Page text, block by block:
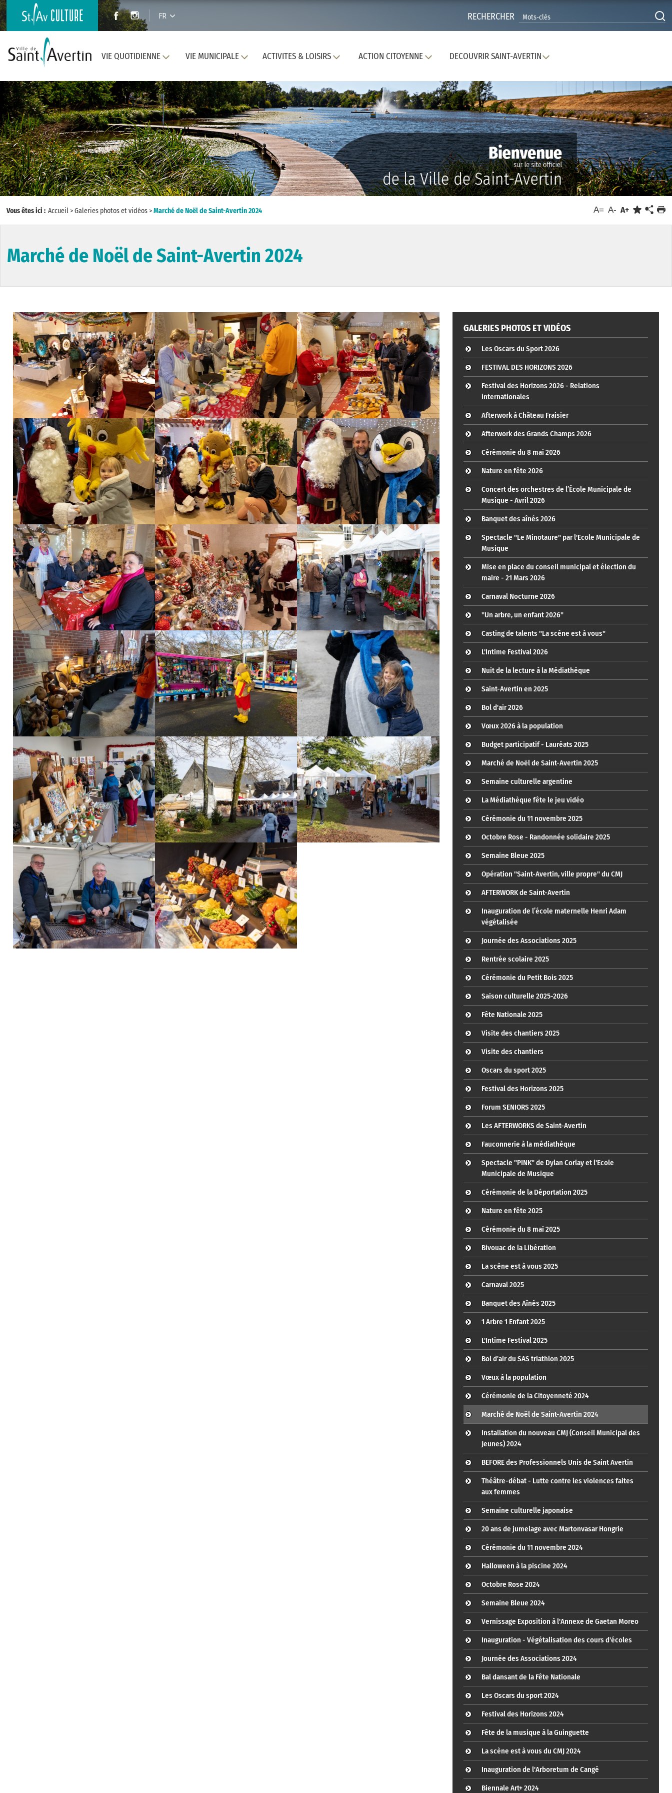
FR RECHERCHER
VIE QUOTIDIENNE VIE MUNICIPALE ACTIVITES & LOISIRS ACTION CITOYENNE DECOUVRIR SAINT-AVERTIN
Vous êtes ici : Accueil>Galeries photos et vidéos>Marché de Noël de Saint-Avertin 2024 A= A- A+
Marché de Noël de Saint-Avertin 2024
GALERIES PHOTOS ET VIDÉOS
Les Oscars du Sport 2026
FESTIVAL DES HORIZONS 2026
Festival des Horizons 2026 - Relations
internationales
Afterwork à Château Fraisier
Afterwork des Grands Champs 2026
Cérémonie du 8 mai 2026
Nature en fête 2026
Concert des orchestres de l’École Municipale de
Musique - Avril 2026
Banquet des aînés 2026
Spectacle "Le Minotaure" par l'Ecole Municipale de
Musique
Mise en place du conseil municipal et élection du
maire - 21 Mars 2026
Carnaval Nocturne 2026
"Un arbre, un enfant 2026"
Casting de talents "La scène est à vous"
L'Intime Festival 2026
Nuit de la lecture à la Médiathèque
Saint-Avertin en 2025
Bol d'air 2026
Vœux 2026 à la population
Budget participatif - Lauréats 2025
Marché de Noël de Saint-Avertin 2025
Semaine culturelle argentine
La Médiathèque fête le jeu vidéo
Cérémonie du 11 novembre 2025
Octobre Rose - Randonnée solidaire 2025
Semaine Bleue 2025
Opération "Saint-Avertin, ville propre" du CMJ
AFTERWORK de Saint-Avertin
Inauguration de l’école maternelle Henri Adam
végétalisée
Journée des Associations 2025
Rentrée scolaire 2025
Cérémonie du Petit Bois 2025
Saison culturelle 2025-2026
Fête Nationale 2025
Visite des chantiers 2025
Visite des chantiers
Oscars du sport 2025
Festival des Horizons 2025
Forum SENIORS 2025
Les AFTERWORKS de Saint-Avertin
Fauconnerie à la médiathèque
Spectacle "PINK" de Dylan Corlay et l'Ecole
Municipale de Musique
Cérémonie de la Déportation 2025
Nature en fête 2025
Cérémonie du 8 mai 2025
Bivouac de la Libération
La scène est à vous 2025
Carnaval 2025
Banquet des Aînés 2025
1 Arbre 1 Enfant 2025
L'Intime Festival 2025
Bol d'air du SAS triathlon 2025
Vœux à la population
Cérémonie de la Citoyenneté 2024
Marché de Noël de Saint-Avertin 2024
Installation du nouveau CMJ (Conseil Municipal des
Jeunes) 2024
BEFORE des Professionnels Unis de Saint Avertin
Théâtre-débat - Lutte contre les violences faites
aux femmes
Semaine culturelle japonaise
20 ans de jumelage avec Martonvasar Hongrie
Cérémonie du 11 novembre 2024
Halloween à la piscine 2024
Octobre Rose 2024
Semaine Bleue 2024
Vernissage Exposition à l'Annexe de Gaetan Moreo
Inauguration - Végétalisation des cours d'écoles
Journée des Associations 2024
Bal dansant de la Fête Nationale
Les Oscars du sport 2024
Festival des Horizons 2024
Fête de la musique à la Guinguette
La scène est à vous du CMJ 2024
Inauguration de l'Arboretum de Cangé
Biennale Art+ 2024